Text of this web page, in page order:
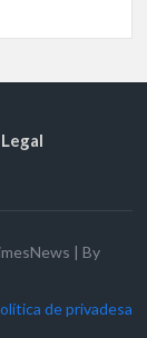
| By
de privadesa